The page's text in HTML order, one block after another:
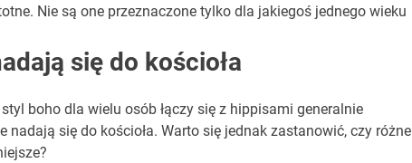
Nie są one przeznaczone tylko dla jakiegoś jednego wieku
się do kościoła
boho dla wielu osób łączy się z hippisami generalnie
się do kościoła. Warto się jednak zastanowić, czy różne